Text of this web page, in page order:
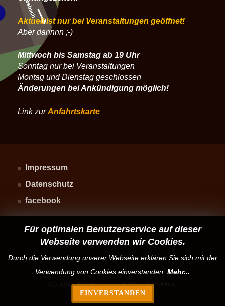
Aktuell ist nur bei Veranstaltungen geöffnet!
Aber dannnn ;-)
Mittwoch bis Samstag ab 19 Uhr
Sonntag nur bei Veranstaltungen
Montag und Dienstag geschlossen
Änderungen bei Ankündigung möglich!
Link zurAnfahrtskarte
Impressum
Datenschutz
facebook
Für optimalen Benutzerservice auf dieser
Webseite verwenden wir Cookies.
Durch die Verwendung unserer Webseite erklären Sie sich mit der
Verwendung von Cookies einverstanden. Mehr...
EINVERSTANDEN
(C) 2024 WEYHALLA - GERNOT SCHWARZ